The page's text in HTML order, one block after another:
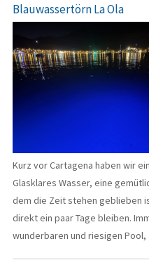
Blauwassertörn La Ola
Kurz vor Cartagena haben wir
Glasklares Wasser, eine
dem die Zeit stehen geblieben
direkt ein paar Tage bleiben.
wunderbaren und riesigen